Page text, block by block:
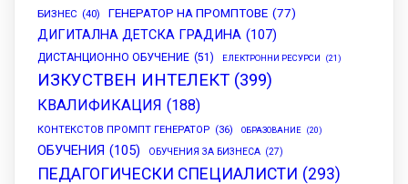
БИЗНЕС (40) ГЕНЕРАТОР НА ПРОМПТОВЕ (77)
ДИГИТАЛНА ДЕТСКА ГРАДИНА (107)
ДИСТАНЦИОННО ОБУЧЕНИЕ (51) ЕЛЕКТРОННИ РЕСУРСИ (21)
ИЗКУСТВЕН ИНТЕЛЕКТ (399)
КВАЛИФИКАЦИЯ (188)
КОНТЕКСТОВ ПРОМПТ ГЕНЕРАТОР (36) ОБРАЗОВАНИЕ (20)
ОБУЧЕНИЯ (105) ОБУЧЕНИЯ ЗА БИЗНЕСА (27)
ПЕДАГОГИЧЕСКИ СПЕЦИАЛИСТИ (293)